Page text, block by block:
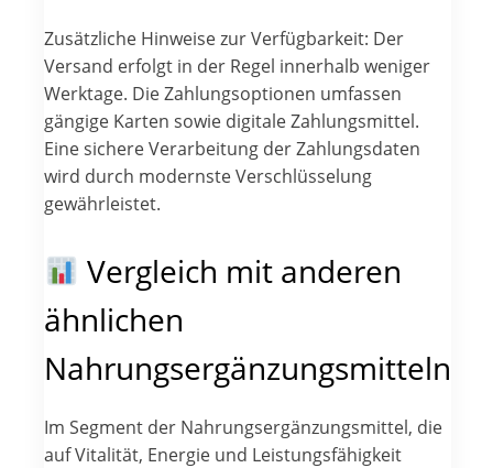
Zusätzliche Hinweise zur Verfügbarkeit: Der
Versand erfolgt in der Regel innerhalb weniger
Werktage. Die Zahlungsoptionen umfassen
gängige Karten sowie digitale Zahlungsmittel.
Eine sichere Verarbeitung der Zahlungsdaten
wird durch modernste Verschlüsselung
gewährleistet.
Vergleich mit anderen
ähnlichen
Nahrungsergänzungsmitteln
Im Segment der Nahrungsergänzungsmittel, die
auf Vitalität, Energie und Leistungsfähigkeit